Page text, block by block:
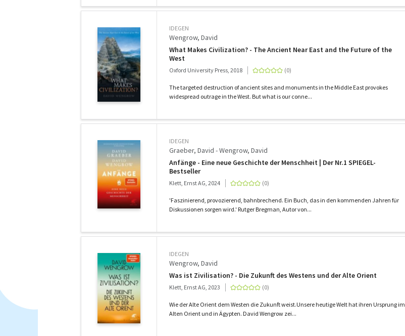
IDEGEN
Wengrow, David
What Makes Civilization? - The Ancient Near East and the Future of the
West
Oxford University Press, 2018
The targeted destruction of ancient sites and monuments in the Middle East provokes
widespread outrage in the West. But what is our conne...
IDEGEN
Graeber, David - Wengrow, David
Anfänge - Eine neue Geschichte der Menschheit | Der Nr.1 SPIEGEL-
Bestseller
Klett, Ernst AG, 2024
'Faszinierend, provozierend, bahnbrechend. Ein Buch, das in den kommenden Jahren für
Diskussionen sorgen wird.' Rutger Bregman, Autor von...
IDEGEN
Wengrow, David
Was ist Zivilisation? - Die Zukunft des Westens und der Alte Orient
Klett, Ernst AG, 2023
Wie der Alte Orient dem Westen die Zukunft weist.Unsere heutige Welt hat ihren Ursprung im
Alten Orient und in Ägypten. David Wengrow zei...